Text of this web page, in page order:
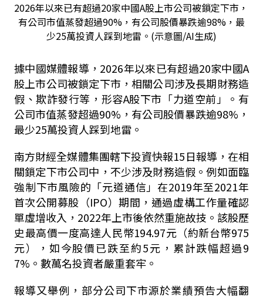
2026年以來已有超過20家中國A股上市公司被鎖定下市，
有公司市值蒸發超過90%，有公司股價暴跌逾98%，最
少25萬投資人踩到地雷。(示意圖/AI生成)
據中國媒體報導，2026年以來已有超過20家中國A
股上市公司被鎖定下市，相關公司涉及長期財務造
假、欺詐發行等，形容A股下市「力道空前」。有
公司市值蒸發超過90%，有公司股價暴跌逾98%，
最少25萬投資人踩到地雷。
南方財經全媒體集團轄下投資快報15日報導，在相
關鎖定下市公司中，不少涉及財務造假。例如面臨
強制下市風險的「元道通信」在2019年至2021年
首次公開募股（IPO）期間，通過虛構工作量確認
單虛增收入，2022年上市後依然重施故技。該股歷
史最高價一度高達人民幣194.97元（約新台幣975
元），如今股價已跌至約5元，累計跌幅超過9
7%。數萬名投資者嚴重套牢。
報導又舉例，部分公司下市源於業績預告大幅翻